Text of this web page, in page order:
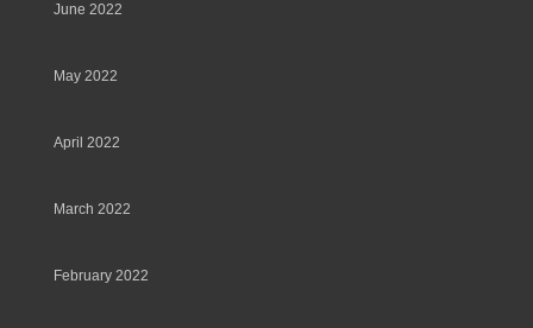
June 2022
May 2022
April 2022
March 2022
February 2022